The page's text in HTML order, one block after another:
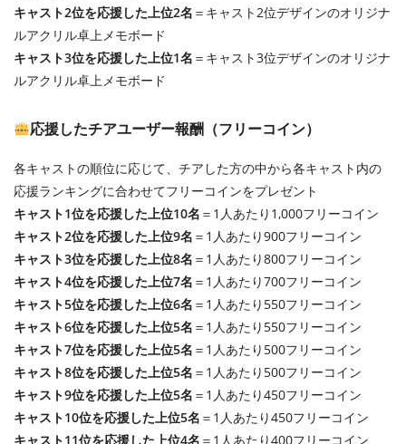
キャスト2位を応援した上位2名 ＝キャスト2位デザインのオリジナ
ルアクリル卓上メモボード
キャスト3位を応援した上位1名 ＝キャスト3位デザインのオリジナ
ルアクリル卓上メモボード
応援したチアユーザー報酬（フリーコイン）
各キャストの順位に応じて、チアした方の中から各キャスト内の
応援ランキングに合わせてフリーコインをプレゼント
キャスト1位を応援した上位10名 ＝1人あたり1,000フリーコイン
キャスト2位を応援した上位9名 ＝1人あたり900フリーコイン
キャスト3位を応援した上位8名 ＝1人あたり800フリーコイン
キャスト4位を応援した上位7名 ＝1人あたり700フリーコイン
キャスト5位を応援した上位6名 ＝1人あたり550フリーコイン
キャスト6位を応援した上位5名 ＝1人あたり550フリーコイン
キャスト7位を応援した上位5名 ＝1人あたり500フリーコイン
キャスト8位を応援した上位5名 ＝1人あたり500フリーコイン
キャスト9位を応援した上位5名 ＝1人あたり450フリーコイン
キャスト10位を応援した上位5名 ＝1人あたり450フリーコイン
キャスト11位を応援した上位4名 ＝1人あたり400フリーコイン